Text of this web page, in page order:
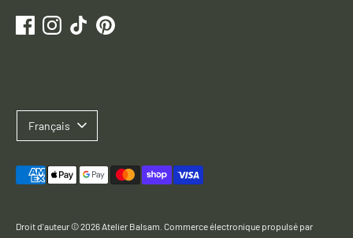
Droit d'auteur © 2026 Atelier Balsam Commerce électronique propulsé par
Français
Méthodes
acceptées